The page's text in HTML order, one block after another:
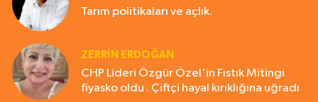
Tarım politikaları ve açlık.
ZERRIN ERDOĞAN
CHP Lideri Özgür Özel'in Fıstık Mitingi
fiyasko oldu . Çiftçi hayal kırıklığına uğradı